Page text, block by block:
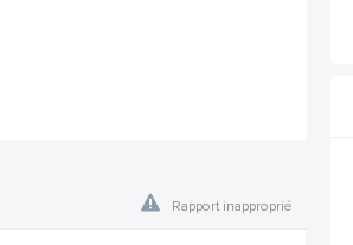
Rapport inapproprié